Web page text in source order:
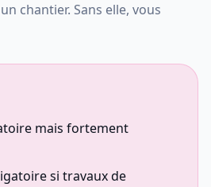
chantier. Sans elle, vous
mais fortement
si travaux de